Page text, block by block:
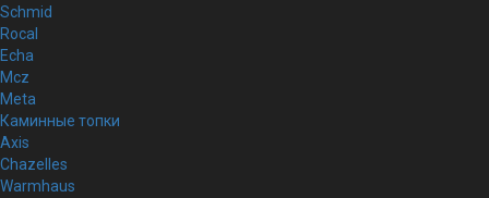
Schmid
Rocal
Echa
Mcz
Meta
Каминные топки
Axis
Chazelles
Warmhaus